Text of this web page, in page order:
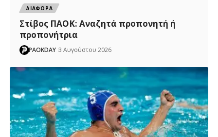
ΔΙΑΦΟΡΑ
Στίβος ΠΑΟΚ: Αναζητά προπονητή ή
προπονήτρια
PAOKDAY 3 Αυγούστου 2026